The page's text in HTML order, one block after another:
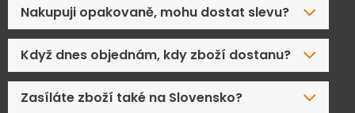
Nakupuji opakovaně, mohu dostat slevu?
Když dnes objednám, kdy zboží dostanu?
Zasíláte zboží také na Slovensko?